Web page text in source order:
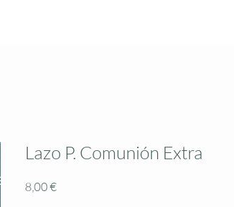
Lazo P. Comunión Extra
8,00 €Precio